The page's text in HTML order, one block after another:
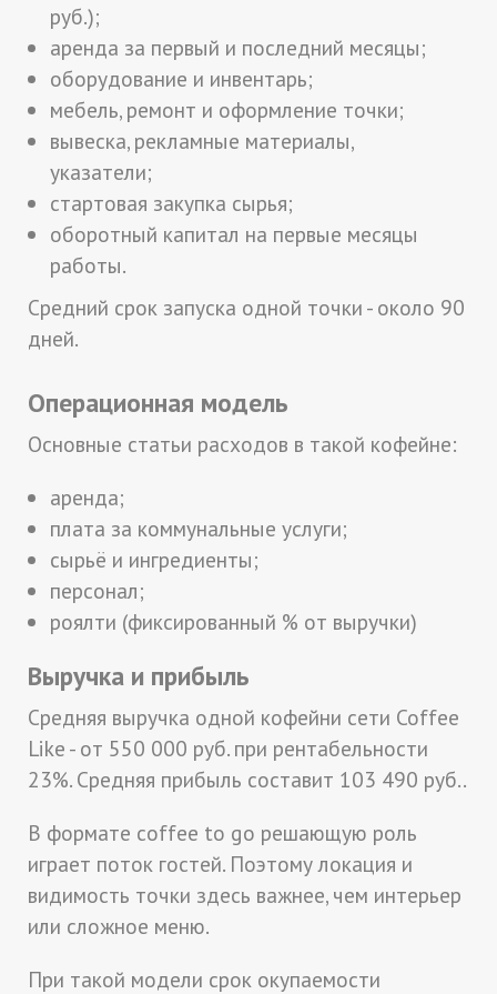
руб.);
аренда за первый и последний месяцы;
оборудование и инвентарь;
мебель, ремонт и оформление точки;
вывеска, рекламные материалы,
указатели;
стартовая закупка сырья;
оборотный капитал на первые месяцы
работы.
Средний срок запуска одной точки - около 90
дней.
Операционная модель
Основные статьи расходов в такой кофейне:
аренда;
плата за коммунальные услуги;
сырьё и ингредиенты;
персонал;
роялти (фиксированный % от выручки)
Выручка и прибыль
Средняя выручка одной кофейни сети Coffee
Like - от 550 000 руб. при рентабельности
23%. Средняя прибыль составит 103 490 руб..
В формате coffee to go решающую роль
играет поток гостей. Поэтому локация и
видимость точки здесь важнее, чем интерьер
или сложное меню.
При такой модели срок окупаемости